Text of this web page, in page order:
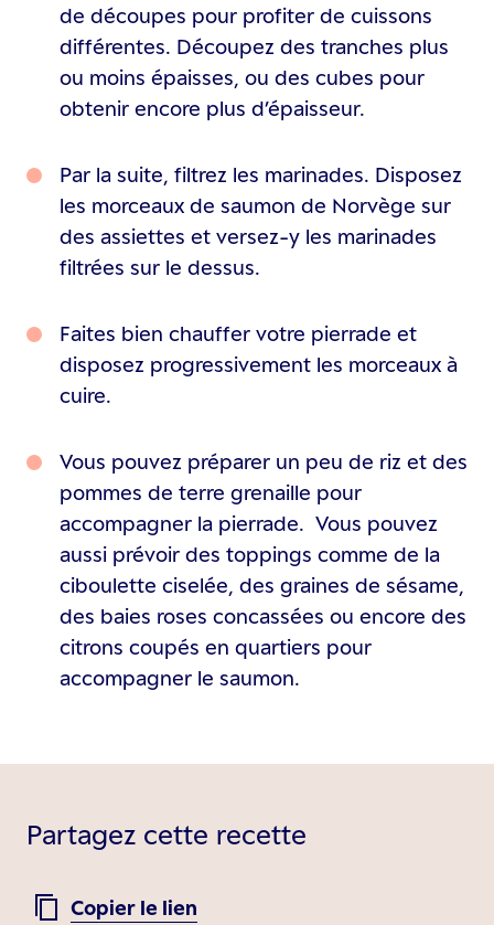
de découpes pour profiter de cuissons
différentes. Découpez des tranches plus
ou moins épaisses, ou des cubes pour
obtenir encore plus d’épaisseur.
Par la suite, filtrez les marinades. Disposez
les morceaux de saumon de Norvège sur
des assiettes et versez-y les marinades
filtrées sur le dessus.
Faites bien chauffer votre pierrade et
disposez progressivement les morceaux à
cuire.
Vous pouvez préparer un peu de riz et des
pommes de terre grenaille pour
accompagner la pierrade. Vous pouvez
aussi prévoir des toppings comme de la
ciboulette ciselée, des graines de sésame,
des baies roses concassées ou encore des
citrons coupés en quartiers pour
accompagner le saumon.
Partagez cette recette
Copier le lien